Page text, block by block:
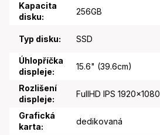
Kapacita
disku:
256GB
Typ disku: SSD
Úhlopříčka
displeje:
15.6" (39.6cm)
Rozlišení
displeje:
FullHD IPS 1920x1080
Grafická
karta:
dedikovaná